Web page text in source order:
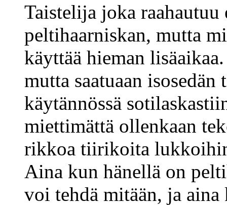
Taistelija joka raahautuu
peltihaarniskan, mutta
käyttää hieman
mutta saatuaan
käytännössä
miettimättä ollenkaan
rikkoa tiirikoita
Aina kun hänellä on
voi tehdä mitään, ja